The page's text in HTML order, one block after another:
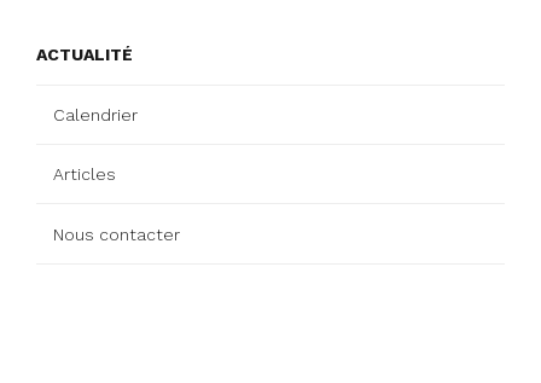
ACTUALITÉ
Calendrier
Articles
Nous contacter